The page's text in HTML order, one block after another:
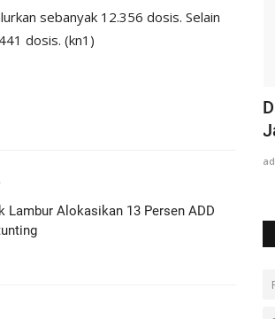
sebanyak 12.356 dosis. Selain
dosis. (kn1)
Lambur Alokasikan 13 Persen ADD